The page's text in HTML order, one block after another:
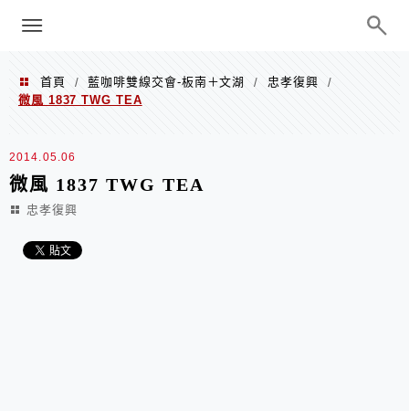
巧、世界走透透
menu
首頁 / 藍咖啡雙線交會-板南＋文湖 / 忠孝復興
/
微風 1837 TWG TEA
2014.05.06
微風 1837 TWG TEA
忠孝復興